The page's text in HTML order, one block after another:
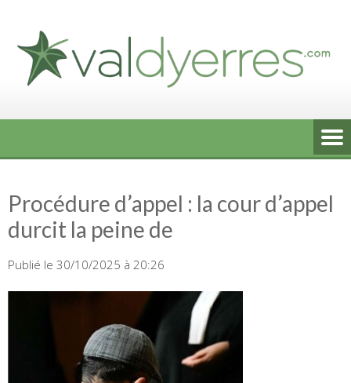
content
Procédure d’appel : la cour d’appel
durcit la peine de
Publié le 30/10/2025 à 20:26